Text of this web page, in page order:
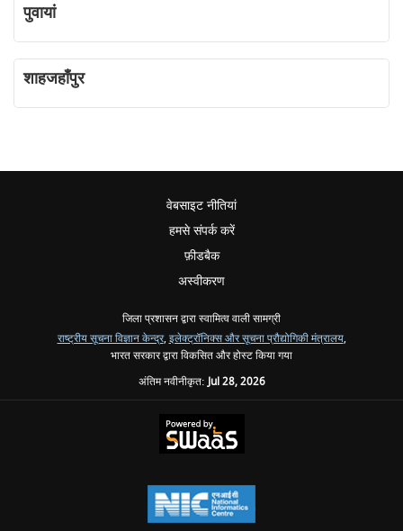
पुवायां
शाहजहाँपुर
वेबसाइट नीतियां
हमसे संपर्क करें
फ़ीडबैक
अस्वीकरण
जिला प्रशासन द्वारा स्वामित्व वाली सामग्री
राष्ट्रीय सूचना विज्ञान केन्द्र, इलेक्ट्रॉनिक्स और सूचना प्रौद्योगिकी मंत्रालय,
भारत सरकार द्वारा विकसित और होस्ट किया गया
अंतिम नवीनीकृत:Jul 28, 2026